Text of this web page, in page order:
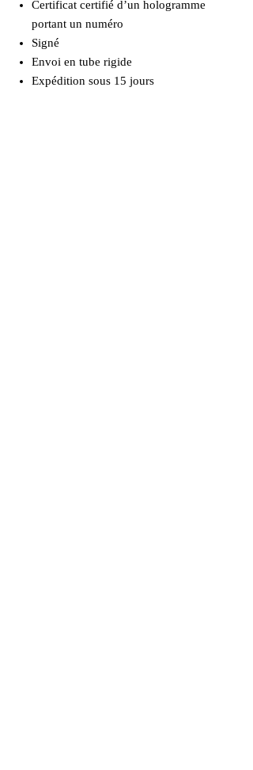
Certificat certifié d’un hologramme
portant un numéro
Signé
Envoi en tube rigide
Expédition sous 15 jours